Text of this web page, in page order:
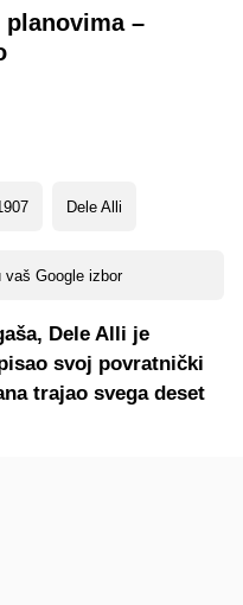
–
Dele Alli
vaš Google izbor
Dele Alli je
svoj povratnički
trajao svega deset